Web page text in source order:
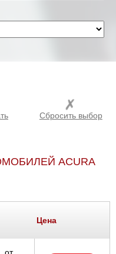
Сбросить выбор
ACURA
Цена